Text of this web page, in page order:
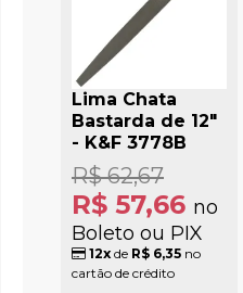
Lima Chata
Bastarda de 12"
- K&F 3778B
R$ 57,66 no
Boleto ou PIX
R$ 62,67
12x de R$ 6,35 no
cartão de crédito